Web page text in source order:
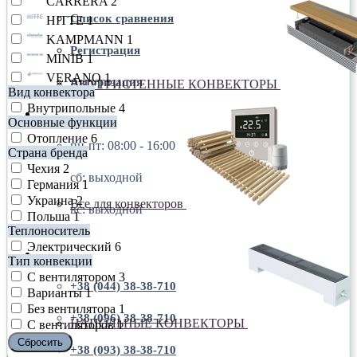
Список сравнения
Регистрация
Авторизация
пн-пт: 08:00 - 16:00
пн-пт: 08:00 - 16:00
сб: выходной
вс: выходной
+38 (044) 38-38-710
+38 (044) 38-38-710
+38 (096) 38-38-710
+38 (093) 38-38-710
ВНУТРИСТЕННЫЕ КОНВЕКТОРЫ
Все для конвекторов
НАПОЛЬНЫЕ КОНВЕКТОРЫ
HITTE 1
KAMPMANN 1
MINIB 1
VERANO 1
Вид конвектора
Внутрипольные 4
Основные функции
Отопление 6
Страна бренда
Чехия 2
Германия 1
Украина 2
Польша 1
Теплоноситель
Электрический 6
Тип конвекции
С вентилятором 3
Варианты 1
Без вентилятора 1
С вентиляторов 1
Сбросить